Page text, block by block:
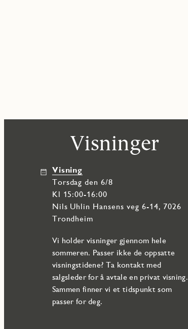
Visninger
Visning
torsdag den 6/8
Kl 15:00-16:00
Nils Uhlin Hansens veg 6-14, 7026
Trondheim
Vi holder visninger gjennom hele
sommeren. Passer ikke de oppsatte
visningstidene? Ta kontakt med
salgsleder for å avtale en privat visning.
Sammen finner vi et tidspunkt som
passer for deg.